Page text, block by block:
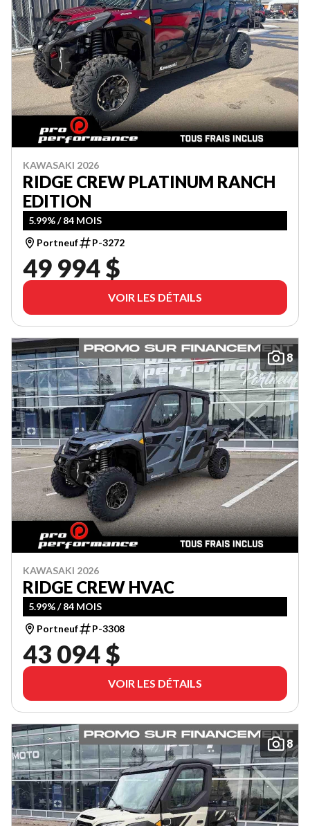
KAWASAKI 2026
RIDGE CREW PLATINUM RANCH
EDITION
5.99% / 84 MOIS
Portneuf
P-3272
49 994 $
VOIR LES DÉTAILS
8
KAWASAKI 2026
RIDGE CREW HVAC
5.99% / 84 MOIS
Portneuf
P-3308
43 094 $
VOIR LES DÉTAILS
8